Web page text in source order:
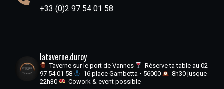
+33 (0)2 97 54 01 58
lataverne.duroy
Taverne sur le port de Vannes
Réserve ta table au 02
97 54 01 58
16 place Gambetta • 56000
8h30 jusque
22h30
Cowork & event possible